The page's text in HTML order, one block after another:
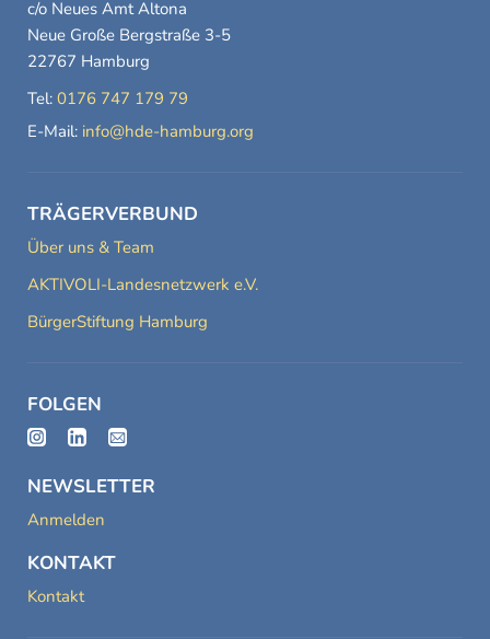
c/o Neues Amt Altona
Neue Große Bergstraße 3-5
22767 Hamburg
Tel: 0176 747 179 79
E-Mail: info@hde-hamburg.org
TRÄGERVERBUND
Über uns & Team
AKTIVOLI-Landesnetzwerk e.V.
BürgerStiftung Hamburg
FOLGEN
NEWSLETTER
Anmelden
KONTAKT
Kontakt